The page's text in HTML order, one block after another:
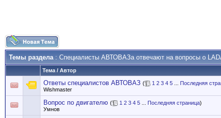
Темы раздела: Специалисты АВТОВАЗа отвечают на вопросы о
Тема / Автор
Ответы специалистов АВТОВАЗ ( 1 2 3 4 5
Последняя
Wishmaster
Вопрос по двигателю ( 1 2 3 4 5 Последняя страница)
Умнов